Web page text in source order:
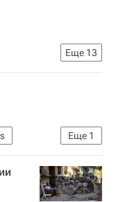
Еще 13
Еще 1